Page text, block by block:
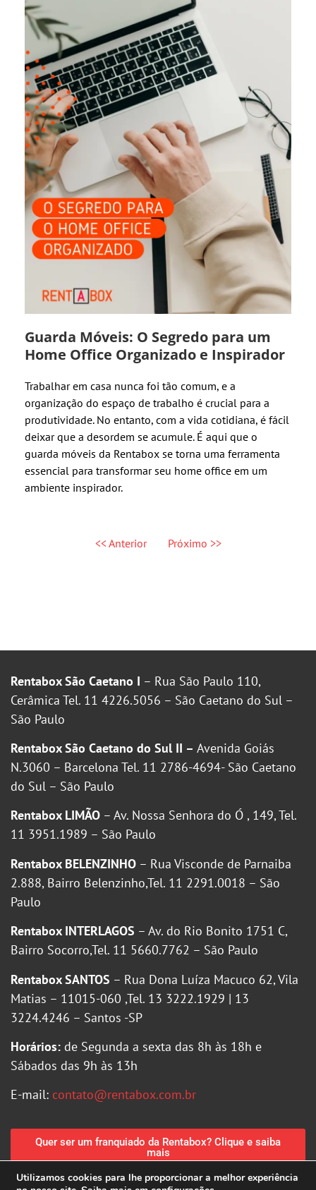
Guarda Móveis: O Segredo para um
Home Office Organizado e Inspirador
Trabalhar em casa nunca foi tão comum, e a
organização do espaço de trabalho é crucial para a
produtividade. No entanto, com a vida cotidiana, é fácil
deixar que a desordem se acumule. É aqui que o
guarda móveis da Rentabox se torna uma ferramenta
essencial para transformar seu home office em um
ambiente inspirador.
<< Anterior Próximo >>
Rentabox São Caetano I – Rua São Paulo 110,
Cerâmica Tel. 11 4226.5056 – São Caetano do Sul –
São Paulo
Rentabox São Caetano do Sul II – Avenida Goiás
N.3060 – Barcelona Tel. 11 2786-4694- São Caetano
do Sul – São Paulo
Rentabox LIMÃO – Av. Nossa Senhora do Ó , 149, Tel.
11 3951.1989 – São Paulo
Rentabox BELENZINHO – Rua Visconde de Parnaiba
2.888, Bairro Belenzinho,Tel. 11 2291.0018 – São
Paulo
Rentabox INTERLAGOS – Av. do Rio Bonito 1751 C,
Bairro Socorro,Tel. 11 5660.7762 – São Paulo
Rentabox SANTOS – Rua Dona Luíza Macuco 62, Vila
Matias – 11015-060 ,Tel. 13 3222.1929 | 13
3224.4246 – Santos -SP
Horários: de Segunda a sexta das 8h às 18h e
Sábados das 9h às 13h
E-mail: contato@rentabox.com.br
Quer ser um franquiado da Rentabox? Clique e saiba
mais
Utilizamos cookies para lhe proporcionar a melhor experiência